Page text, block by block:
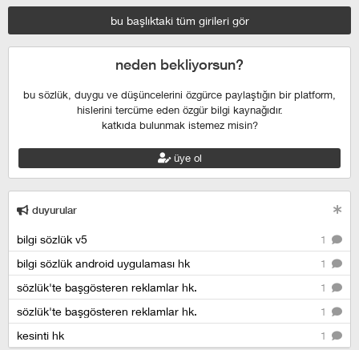
bu başlıktaki tüm girileri gör
neden bekliyorsun?
bu sözlük, duygu ve düşüncelerini özgürce paylaştığın bir platform,
hislerini tercüme eden özgür bilgi kaynağıdır.
katkıda bulunmak istemez misin?
üye ol
duyurular
1
bilgi sözlük v5
1
bilgi sözlük android uygulaması hk
1
sözlük'te başgösteren reklamlar hk.
1
sözlük'te başgösteren reklamlar hk.
1
kesinti hk